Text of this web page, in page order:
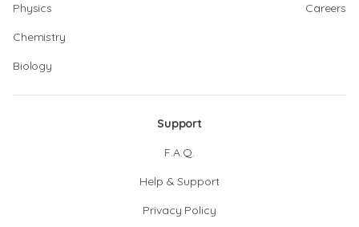
Physics
Chemistry
Biology
Careers
Support
F.A.Q.
Help & Support
Privacy Policy